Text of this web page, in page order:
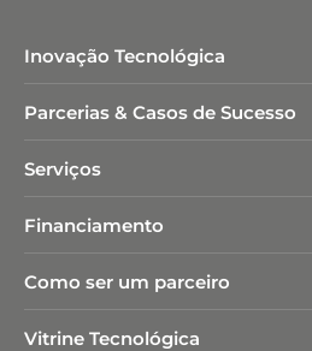
Inovação Tecnológica
Parcerias & Casos de Sucesso
Serviços
Financiamento
Como ser um parceiro
Vitrine Tecnológica